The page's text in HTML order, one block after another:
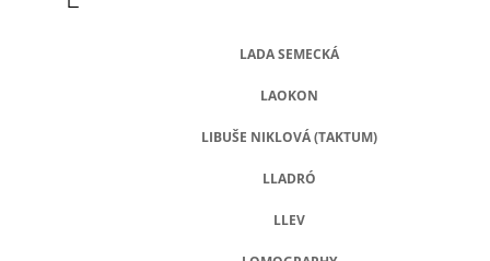
LADA SEMECKÁ
LAOKON
LIBUŠE NIKLOVÁ (TAKTUM)
LLADRÓ
LLEV